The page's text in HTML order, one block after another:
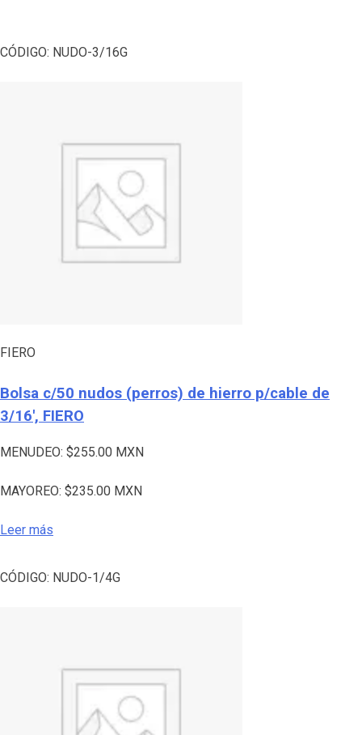
CÓDIGO: NUDO-3/16G
FIERO
Bolsa c/50 nudos (perros) de hierro p/cable de
3/16′, FIERO
MENUDEO: $255.00 MXN
MAYOREO: $235.00 MXN
Leer más
CÓDIGO: NUDO-1/4G